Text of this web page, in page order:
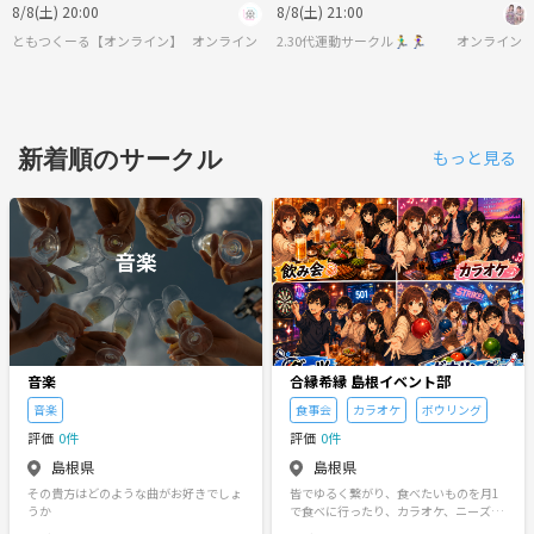
8/8(土) 20:00
ともつくーる【オンライン】 オンライン
8/8(土) 21:00
2.30代運動サークル🏃‍♂️🏃‍♀️ オンライン
新着順のサークル もっと見る
音楽
音楽
評価 0件
島根県
その貴方はどのような曲がお好きでしょ
うか
合縁希縁 島根イベント部
食事会 カラオケ ボウリング
評価 0件
島根県
皆でゆるく繋がり、食べたいものを月1
で食べに行ったり、カラオケ、ニーズが